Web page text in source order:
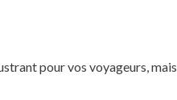
pour vos voyageurs, mais